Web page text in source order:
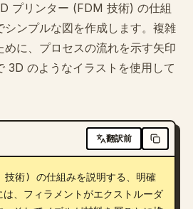
プリンター (FDM 技術) の仕組
シンプルな図を作成します。複雑
めに、プロセスの流れを示す矢印
3D のようなイラストを使用して
翻訳前
技術) の仕組みを説明する、明確
、フィラメントがエクストルーダ